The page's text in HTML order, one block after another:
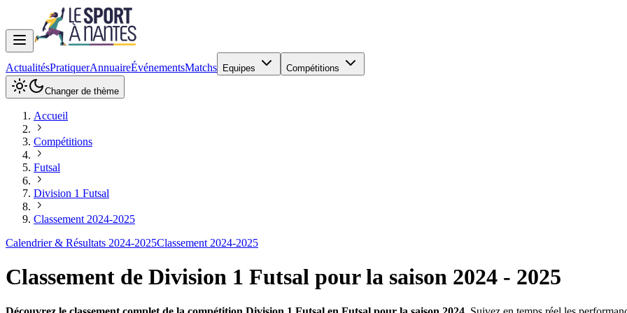
ActualitésPratiquerAnnuaireÉvénementsMatchs Equipes Compétitions
Changer de thème
Accueil
Compétitions
Futsal
Division 1 Futsal
Classement 2024-2025
Calendrier & Résultats 2024-2025Classement 2024-2025
Classement de Division 1 Futsal pour la saison 2024 - 2025